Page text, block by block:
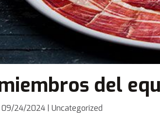
del
09/24/2024 | Uncategorized